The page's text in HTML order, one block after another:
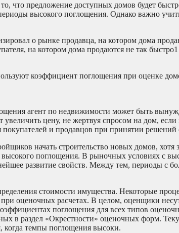
что предложение доступных домов будет
высокого поглощения. Однако важно
о рынке продавца, на котором дома
на котором дома продаются не так быстро1
коэффициент поглощения при оценке
агент по недвижимости может быть
цену, не жертвуя спросом на дом,
и продавцов при принятии решений
начать строительство новых домов,
поглощения. В рыночных условиях с
развитие свойств. Между тем, периоды с
стоимости имущества. Некоторые
оценочных расчетах. В целом, оценщики несут
поглощения для всех типов
в раздел «Окрестности» оценочных форм.
когда темпы поглощения высоки.